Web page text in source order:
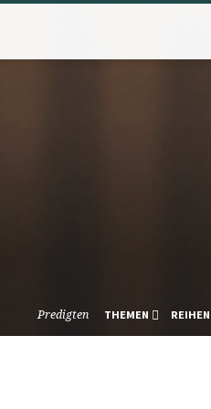
Predigten THEMEN REIHEN